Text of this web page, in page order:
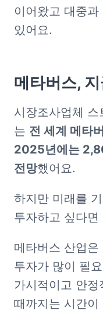
이어왔고 대중
있어요.
메타버스,
시장조사업체
는 전 세계 메타
2025년에는
전망했어요.
하지만 미래를
투자하고 싶다
메타버스 산업
투자가 많이 필
가시적이고 안
때까지는 시간